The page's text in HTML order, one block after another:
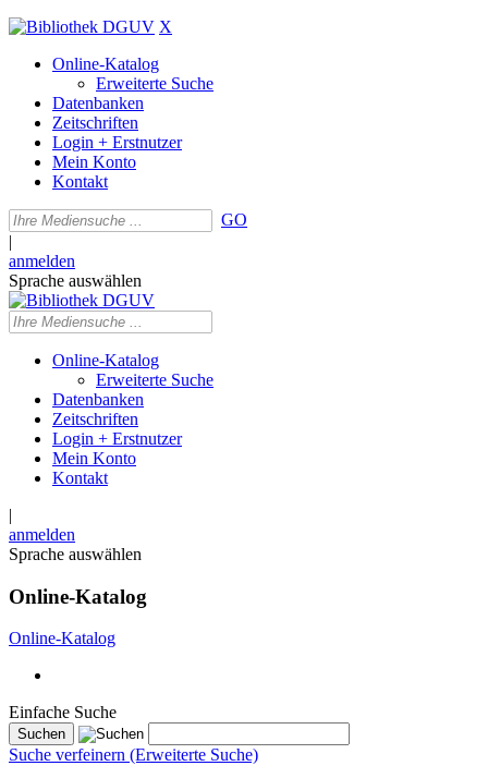
X
Online-Katalog
Erweiterte Suche
Datenbanken
Zeitschriften
Login + Erstnutzer
Mein Konto
Kontakt
GO
|
anmelden
Sprache auswählen
Online-Katalog
Erweiterte Suche
Datenbanken
Zeitschriften
Login + Erstnutzer
Mein Konto
Kontakt
|
anmelden
Sprache auswählen
Online-Katalog
Online-Katalog
Einfache Suche
Suche verfeinern (Erweiterte Suche)